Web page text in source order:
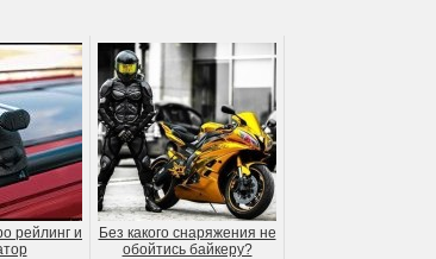
рейлинг и
Без какого снаряжения не
обойтись байкеру?